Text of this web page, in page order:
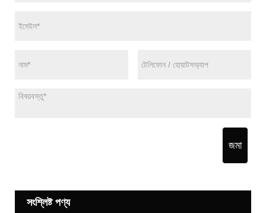
জমা
সংশ্লিষ্ট পণ্য